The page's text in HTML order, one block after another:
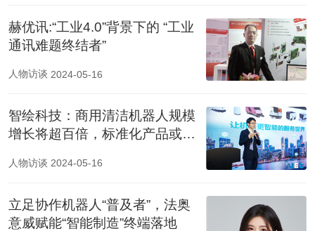
赫优讯:“工业4.0”背景下的 “工业
通讯难题终结者”
人物访谈 2024-05-16
智绘科技：商用清洁机器人规模
增长将超百倍，标准化产品或成
人物访谈 2024-05-16
立足协作机器人“普及者”，法奥
意威赋能“智能制造”终端落地